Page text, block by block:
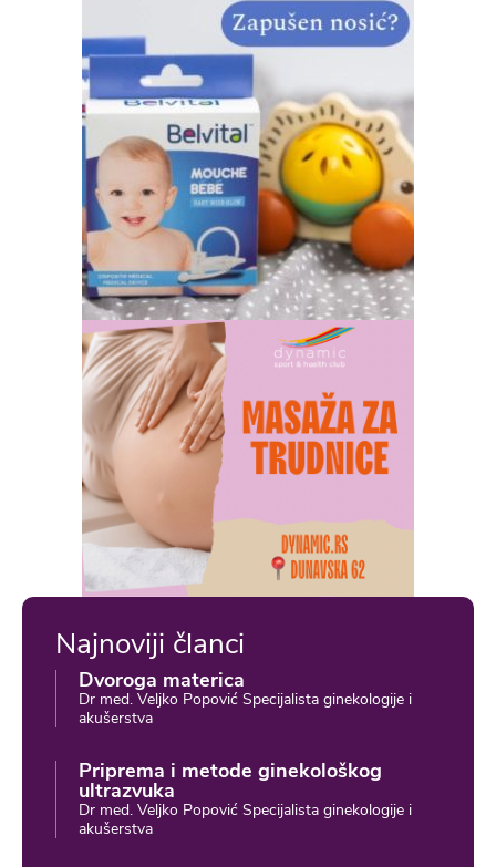
Najnoviji članci
Dvoroga materica
Dr med. Veljko Popović Specijalista ginekologije i
akušerstva
Priprema i metode ginekološkog
ultrazvuka
Dr med. Veljko Popović Specijalista ginekologije i
akušerstva